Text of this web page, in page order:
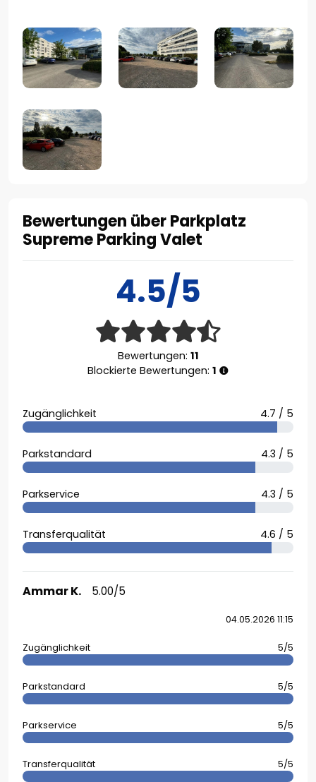
Bewertungen über Parkplatz
Supreme Parking Valet
4.5/5
Bewertungen: 11
Blockierte Bewertungen: 1
Zugänglichkeit 4.7 / 5
Parkstandard 4.3 / 5
Parkservice 4.3 / 5
Transferqualität 4.6 / 5
Ammar K. 5.00/5
04.05.2026 11:15
Zugänglichkeit 5/5
Parkstandard 5/5
Parkservice 5/5
Transferqualität 5/5